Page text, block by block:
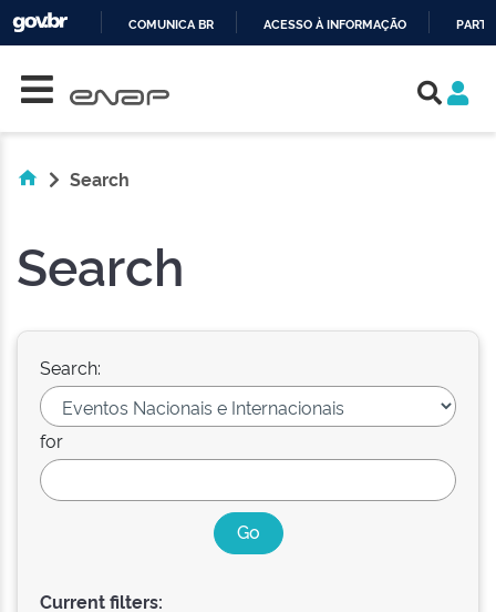
COMUNICA BR ACESSO À INFORMAÇÃO
Search
Search
Search:
for
Current filters: